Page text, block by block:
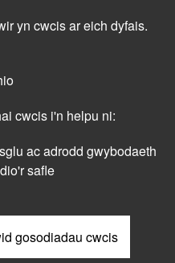
yn cwcis ar eich dyfais.
cwcis i'n helpu ni:
ac adrodd gwybodaeth
safle
gosodiadau cwcis